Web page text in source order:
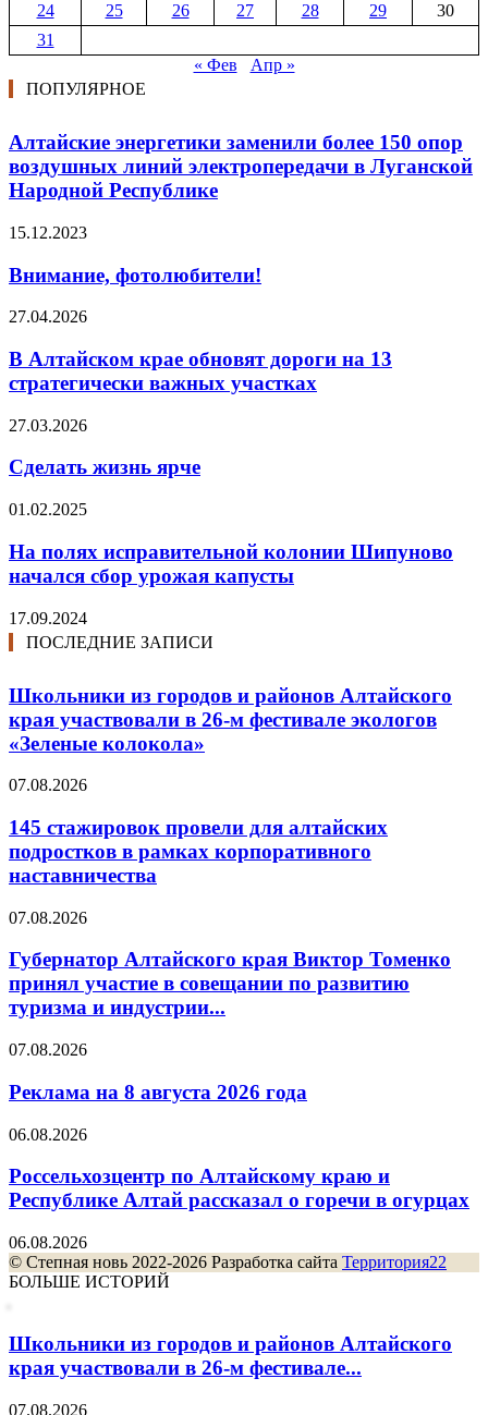
24
25 26 27 28 29
30
31
« Фев
Апр »
ПОПУЛЯРНОЕ
Алтайские энергетики заменили более 150 опор
воздушных линий электропередачи в Луганской
Народной Республике
15.12.2023
Внимание, фотолюбители!
27.04.2026
В Алтайском крае обновят дороги на 13
стратегически важных участках
27.03.2026
Сделать жизнь ярче
01.02.2025
На полях исправительной колонии Шипуново
начался сбор урожая капусты
17.09.2024
ПОСЛЕДНИЕ ЗАПИСИ
Школьники из городов и районов Алтайского
края участвовали в 26-м фестивале экологов
«Зеленые колокола»
07.08.2026
145 стажировок провели для алтайских
подростков в рамках корпоративного
наставничества
07.08.2026
Губернатор Алтайского края Виктор Томенко
принял участие в совещании по развитию
туризма и индустрии...
07.08.2026
Реклама на 8 августа 2026 года
06.08.2026
Россельхозцентр по Алтайскому краю и
Республике Алтай рассказал о горечи в огурцах
06.08.2026
© Степная новь 2022-2026 Разработка сайта Территория22
БОЛЬШЕ ИСТОРИЙ
Школьники из городов и районов Алтайского
края участвовали в 26-м фестивале...
07.08.2026